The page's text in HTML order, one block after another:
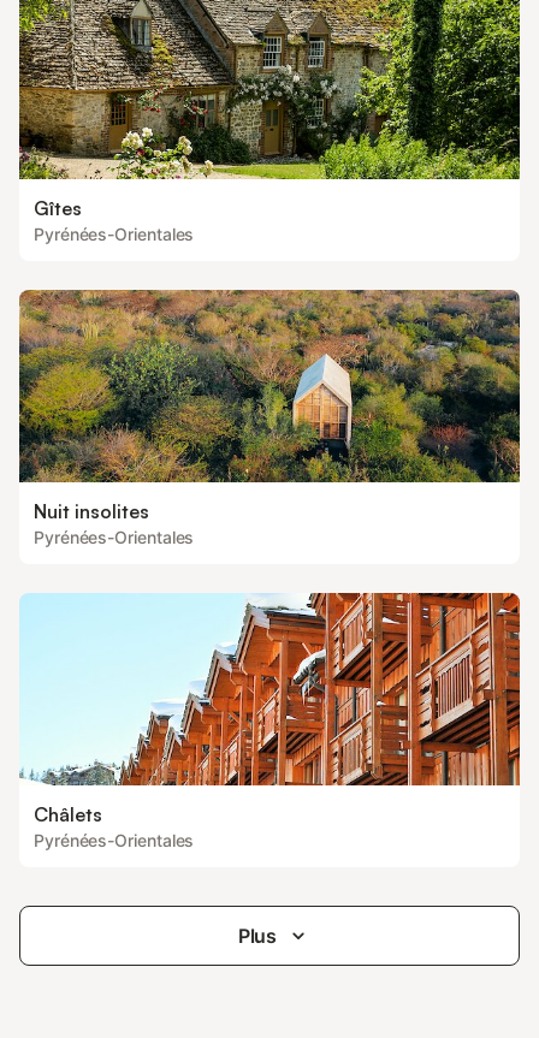
Gîtes
Pyrénées-Orientales
Nuit insolites
Pyrénées-Orientales
Châlets
Pyrénées-Orientales
Plus